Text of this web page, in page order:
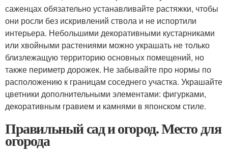
саженцах обязательно устанавливайте растяжки, чтобы
они росли без искривлений ствола и не испортили
интерьера. Небольшими декоративными кустарниками
или хвойными растениями можно украшать не только
близлежащую территорию основных помещений, но
также периметр дорожек. Не забывайте про нормы по
расположению к границам соседнего участка. Украшайте
цветники дополнительными элементами: фигурками,
декоративным гравием и камнями в японском стиле.
Правильный сад и огород. Место для
огорода